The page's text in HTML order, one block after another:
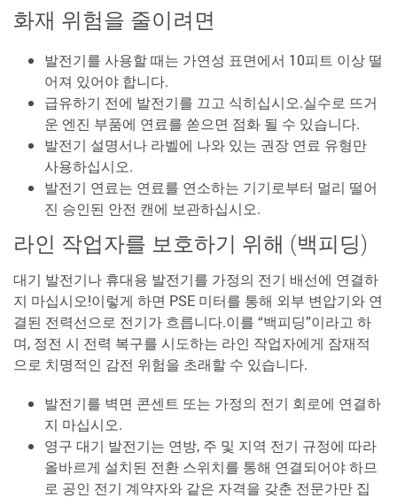
화재 위험을 줄이려면
발전기를 사용할 때는 가연성 표면에서 10피트 이상 떨
어져 있어야 합니다.
급유하기 전에 발전기를 끄고 식히십시오.실수로 뜨거
운 엔진 부품에 연료를 쏟으면 점화 될 수 있습니다.
발전기 설명서나 라벨에 나와 있는 권장 연료 유형만
사용하십시오.
발전기 연료는 연료를 연소하는 기기로부터 멀리 떨어
진 승인된 안전 캔에 보관하십시오.
라인 작업자를 보호하기 위해 (백피딩)
대기 발전기나 휴대용 발전기를 가정의 전기 배선에 연결하
지 마십시오!이렇게 하면 PSE 미터를 통해 외부 변압기와 연
결된 전력선으로 전기가 흐릅니다.이를 “백피딩”이라고 하
며, 정전 시 전력 복구를 시도하는 라인 작업자에게 잠재적
으로 치명적인 감전 위험을 초래할 수 있습니다.
발전기를 벽면 콘센트 또는 가정의 전기 회로에 연결하
지 마십시오.
영구 대기 발전기는 연방, 주 및 지역 전기 규정에 따라
올바르게 설치된 전환 스위치를 통해 연결되어야 하므
로 공인 전기 계약자와 같은 자격을 갖춘 전문가만 집